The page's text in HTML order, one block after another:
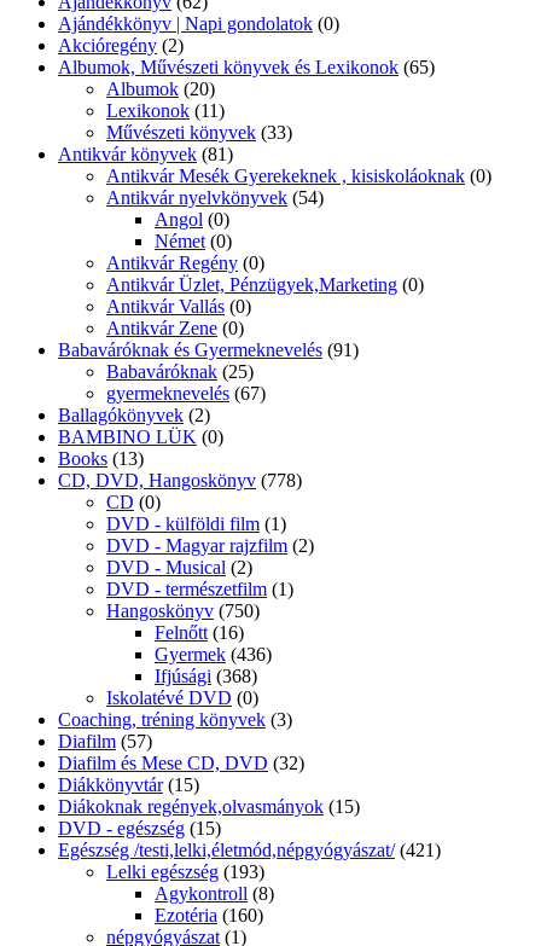
Ajándékkönyv | Napi gondolatok (0)
Akcióregény (2)
Albumok, Művészeti könyvek és Lexikonok (65)
Albumok (20)
Lexikonok (11)
Művészeti könyvek (33)
Antikvár könyvek (81)
Antikvár Mesék Gyerekeknek , kisiskoláoknak (0)
Antikvár nyelvkönyvek (54)
Angol (0)
Német (0)
Antikvár Regény (0)
Antikvár Üzlet, Pénzügyek,Marketing (0)
Antikvár Vallás (0)
Antikvár Zene (0)
Babaváróknak és Gyermeknevelés (91)
Babaváróknak (25)
gyermeknevelés (67)
Ballagókönyvek (2)
BAMBINO LÜK (0)
Books (13)
CD, DVD, Hangoskönyv (778)
CD (0)
DVD - külföldi film (1)
DVD - Magyar rajzfilm (2)
DVD - Musical (2)
DVD - természetfilm (1)
Hangoskönyv (750)
Felnőtt (16)
Gyermek (436)
Ifjúsági (368)
Iskolatévé DVD (0)
Coaching, tréning könyvek (3)
Diafilm (57)
Diafilm és Mese CD, DVD (32)
Diákkönyvtár (15)
Diákoknak regények,olvasmányok (15)
DVD - egészség (15)
Egészség /testi,lelki,életmód,népgyógyászat/ (421)
Lelki egészség (193)
Agykontroll (8)
Ezotéria (160)
népgyógyászat (1)